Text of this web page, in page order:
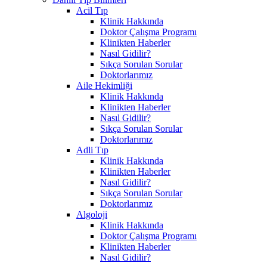
Acil Tıp
Klinik Hakkında
Doktor Çalışma Programı
Klinikten Haberler
Nasıl Gidilir?
Sıkça Sorulan Sorular
Doktorlarımız
Aile Hekimliği
Klinik Hakkında
Klinikten Haberler
Nasıl Gidilir?
Sıkça Sorulan Sorular
Doktorlarımız
Adli Tıp
Klinik Hakkında
Klinikten Haberler
Nasıl Gidilir?
Sıkça Sorulan Sorular
Doktorlarımız
Algoloji
Klinik Hakkında
Doktor Çalışma Programı
Klinikten Haberler
Nasıl Gidilir?